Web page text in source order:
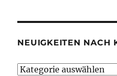
NEUIGKEITEN NACH
Neuigkeiten